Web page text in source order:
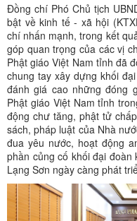
Đồng chí Phó Chủ tịch
bật về kinh tế - xã hội
chí nhấn mạnh, trong kết
góp quan trọng của các vị
Phật giáo Việt Nam tỉnh đã
chung tay xây dựng khối
đánh giá cao những đóng
Phật giáo Việt Nam tỉnh
động chư tăng, phật tử
sách, pháp luật của Nhà
đua yêu nước, hoạt động
phần củng cố khối đại
Lạng Sơn ngày càng phát